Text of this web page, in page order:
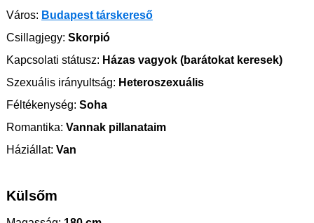
Város: Budapest társkereső
Csillagjegy: Skorpió
Kapcsolati státusz: Házas vagyok (barátokat keresek)
Szexuális irányultság: Heteroszexuális
Féltékenység: Soha
Romantika: Vannak pillanataim
Háziállat: Van
Külsőm